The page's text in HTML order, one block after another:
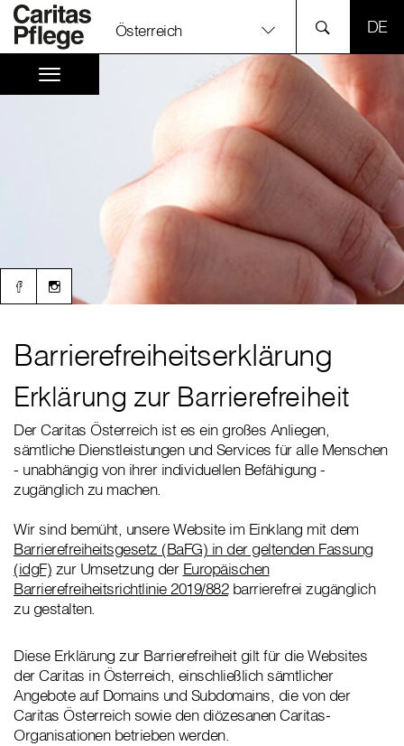
Österreich
Barrierefreiheitserklärung
Erklärung zur Barrierefreiheit
Der Caritas Österreich ist es ein großes Anliegen,
sämtliche Dienstleistungen und Services für alle Menschen
- unabhängig von ihrer individuellen Befähigung -
zugänglich zu machen.
Wir sind bemüht, unsere Website im Einklang mit dem
Barrierefreiheitsgesetz (BaFG) in der geltenden Fassung
(idgF) zur Umsetzung der Europäischen
Barrierefreiheitsrichtlinie 2019/882barrierefrei zugänglich
zu gestalten.
Diese Erklärung zur Barrierefreiheit gilt für die Websites
der Caritas in Österreich, einschließlich sämtlicher
Angebote auf Domains und Subdomains, die von der
Caritas Österreich sowie den diözesanen Caritas-
Organisationen betrieben werden.